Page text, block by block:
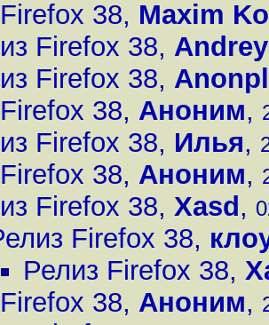
38, Maxim
Firefox 38,
Firefox 38,
38, Аноним,
Firefox 38, Илья,
38, Аноним,
Firefox 38, Xasd ,
Firefox 38,
Релиз Firefox 38,
38, Аноним,